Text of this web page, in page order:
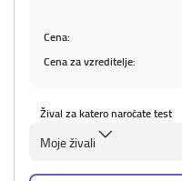
Cena:
Cena za vzreditelje:
Žival za katero naročate test
Moje živali